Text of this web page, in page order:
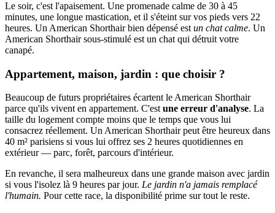
Le soir, c'est l'apaisement. Une promenade calme de 30 à 45
minutes, une longue mastication, et il s'éteint sur vos pieds vers 22
heures. Un American Shorthair bien dépensé est un chat calme. Un
American Shorthair sous-stimulé est un chat qui détruit votre
canapé.
Appartement, maison, jardin : que choisir ?
Beaucoup de futurs propriétaires écartent le American Shorthair
parce qu'ils vivent en appartement. C'estune erreur d'analyse. La
taille du logement compte moins que le temps que vous lui
consacrez réellement. Un American Shorthair peut être heureux dans
40 m² parisiens si vous lui offrez ses 2 heures quotidiennes en
extérieur — parc, forêt, parcours d'intérieur.
En revanche, il sera malheureux dans une grande maison avec jardin
si vous l'isolez là 9 heures par jour. Le jardin n'a jamais remplacé
l'humain. Pour cette race, la disponibilité prime sur tout le reste.